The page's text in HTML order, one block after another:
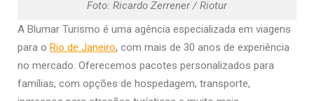
Foto: Ricardo Zerrener / Riotur
A Blumar Turismo é uma agência especializada em viagens
para o Rio de Janeiro, com mais de 30 anos de experiência
no mercado. Oferecemos pacotes personalizados para
famílias, com opções de hospedagem, transporte,